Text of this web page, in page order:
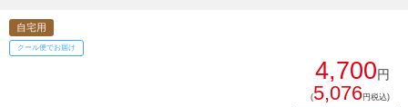
マイページ
自宅用
クール便でお届け
4,700円
(5,076円税込)